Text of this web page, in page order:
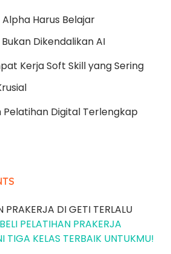
Harus Belajar
Dikendalikan AI
Kerja Soft Skill yang Sering
Pelatihan Digital Terlengkap
PRAKERJA DI GETI TERLALU
PELATIHAN PRAKERJA
TIGA KELAS TERBAIK UNTUKMU!